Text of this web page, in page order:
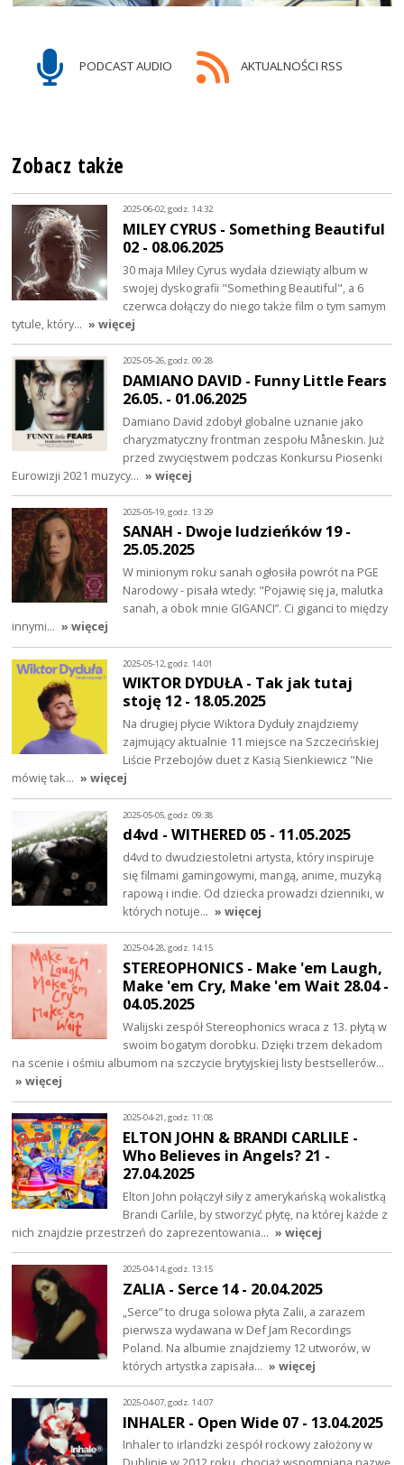
PODCAST AUDIO AKTUALNOŚCI RSS
Zobacz także
2025-06-02, godz. 14:32
MILEY CYRUS - Something Beautiful
02 - 08.06.2025
30 maja Miley Cyrus wydała dziewiąty album w
swojej dyskografii "Something Beautiful", a 6
czerwca dołączy do niego także film o tym samym
tytule, który… » więcej
2025-05-26, godz. 09:28
DAMIANO DAVID - Funny Little Fears
26.05. - 01.06.2025
Damiano David zdobył globalne uznanie jako
charyzmatyczny frontman zespołu Måneskin. Już
przed zwycięstwem podczas Konkursu Piosenki
Eurowizji 2021 muzycy… » więcej
2025-05-19, godz. 13:29
SANAH - Dwoje ludzieńków 19 -
25.05.2025
W minionym roku sanah ogłosiła powrót na PGE
Narodowy - pisała wtedy: "Pojawię się ja, malutka
sanah, a obok mnie GIGANCI”. Ci giganci to między
innymi… » więcej
2025-05-12, godz. 14:01
WIKTOR DYDUŁA - Tak jak tutaj
stoję 12 - 18.05.2025
Na drugiej płycie Wiktora Dyduły znajdziemy
zajmujący aktualnie 11 miejsce na Szczecińskiej
Liście Przebojów duet z Kasią Sienkiewicz "Nie
mówię tak… » więcej
2025-05-05, godz. 09:38
d4vd - WITHERED 05 - 11.05.2025
d4vd to dwudziestoletni artysta, który inspiruje
się filmami gamingowymi, mangą, anime, muzyką
rapową i indie. Od dziecka prowadzi dzienniki, w
których notuje… » więcej
2025-04-28, godz. 14:15
STEREOPHONICS - Make 'em Laugh,
Make 'em Cry, Make 'em Wait 28.04 -
04.05.2025
Walijski zespół Stereophonics wraca z 13. płytą w
swoim bogatym dorobku. Dzięki trzem dekadom
na scenie i ośmiu albumom na szczycie brytyjskiej listy bestsellerów…
» więcej
2025-04-21, godz. 11:08
ELTON JOHN & BRANDI CARLILE -
Who Believes in Angels? 21 -
27.04.2025
Elton John połączył siły z amerykańską wokalistką
Brandi Carlile, by stworzyć płytę, na której każde z
nich znajdzie przestrzeń do zaprezentowania… » więcej
2025-04-14, godz. 13:15
ZALIA - Serce 14 - 20.04.2025
„Serce” to druga solowa płyta Zalii, a zarazem
pierwsza wydawana w Def Jam Recordings
Poland. Na albumie znajdziemy 12 utworów, w
których artystka zapisała… » więcej
2025-04-07, godz. 14:07
INHALER - Open Wide 07 - 13.04.2025
Inhaler to irlandzki zespół rockowy założony w